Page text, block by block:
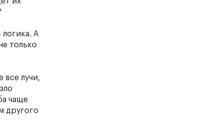
А
только
все лучи,
чаще
другого